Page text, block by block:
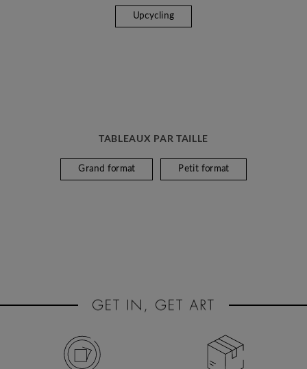
Upcycling
TABLEAUX PAR TAILLE
Grand format Petit format